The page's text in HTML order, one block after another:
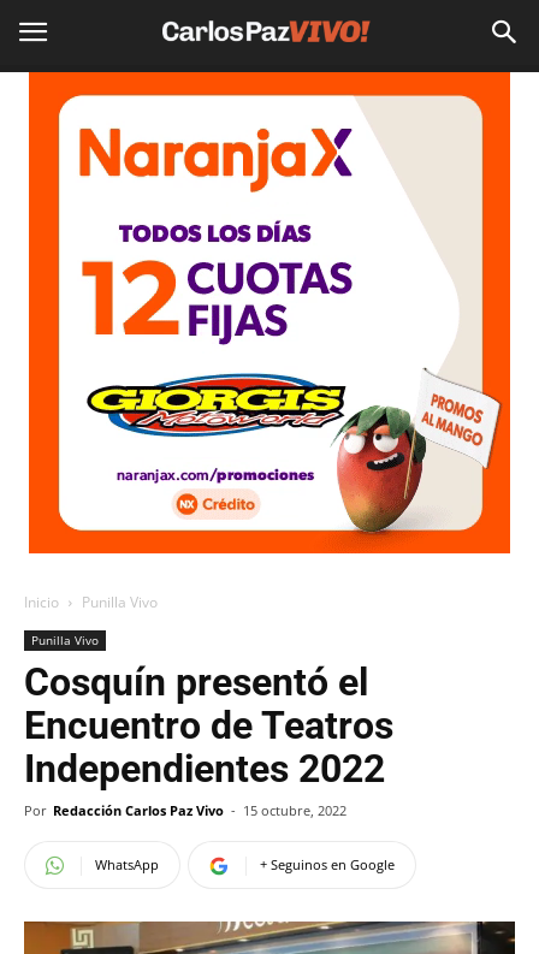
Inicio Punilla Vivo
Punilla Vivo
Cosquín presentó el
Encuentro de Teatros
Independientes 2022
Por Redacción Carlos Paz Vivo - 15 octubre, 2022
WhatsApp + Seguinos en Google